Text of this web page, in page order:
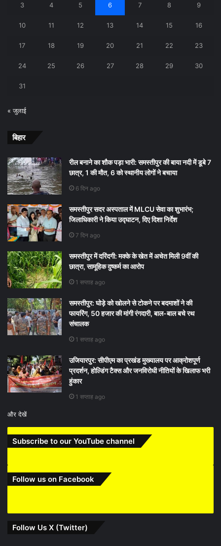
3 4 5 6 7 8 9
10 11 12 13 14 15 16
17 18 19 20 21 22 23
24 25 26 27 28 29 30
31
« जुलाई
बिहार
रील बनाने का शौक पड़ा भारी: समस्तीपुर की बाया नदी में डूबे 7
छात्र, 1 की मौत, 6 को स्थानीय लोगों ने बचाया
6 दिन ago
समस्तीपुर सदर अस्पताल में MLCU सेवा का शुभारंभ;
जिलाधिकारी ने किया उद्घाटन, दिए दिशा निर्देश
7 दिन ago
समस्तीपुर में दरिंदगी: मक्के के खेत में अचेत मिली 9वीं की
छात्रा, सामूहिक दुष्कर्म का आरोप
1 सप्ताह ago
समस्तीपुर: घोड़े को खोलने से टोकने पर बदमाशों ने की
फायरिंग, 50 हजार की मांगी रंगदारी, बाल-बाल बचे रथ
संचालक
1 सप्ताह ago
उजियारपुर: सीपीएम का प्रखंड मुख्यालय पर आक्रोशपूर्ण
प्रदर्शन, होल्डिंग टैक्स और जनविरोधी नीतियों के खिलाफ भरी
हुंकार
1 सप्ताह ago
और देखें
Subscribe to our YouTube channel
Follow us on Facebook
Follow Us X (Twitter)